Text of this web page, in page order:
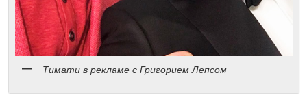
Тимати в рекламе с Григорием Лепсом